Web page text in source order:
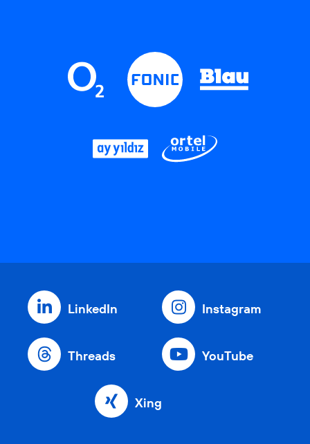
LinkedIn Instagram
Threads YouTube
Xing